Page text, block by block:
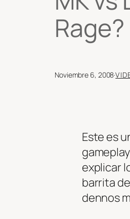
Rage?
Noviembre 6, 2008·
Este es
explicar
barrita
dennos